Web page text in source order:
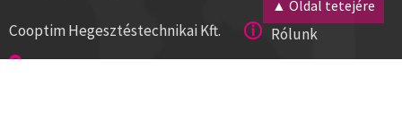
▲ Oldal tetejére
Cooptim Hegesztéstechnikai Kft. Rólunk